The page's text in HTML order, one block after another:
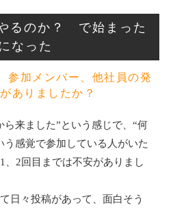
るのか？　で始まった
なった
参加メンバー、他社員の発
ありましたか？
来ました”という感じで、“何
う感覚で参加している人がいた
、2回目までは不安がありまし
日々投稿があって、面白そう